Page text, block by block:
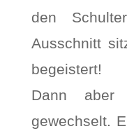
den
Ausschnitt
begeistert!
Dann
gewechselt.